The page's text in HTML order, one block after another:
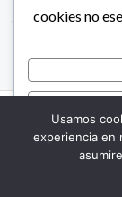
← Entrada
cookies no
Usamos
experiencia en